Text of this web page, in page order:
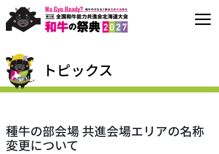
トピックス
種牛の部会場 共進会場エリアの名称
変更について